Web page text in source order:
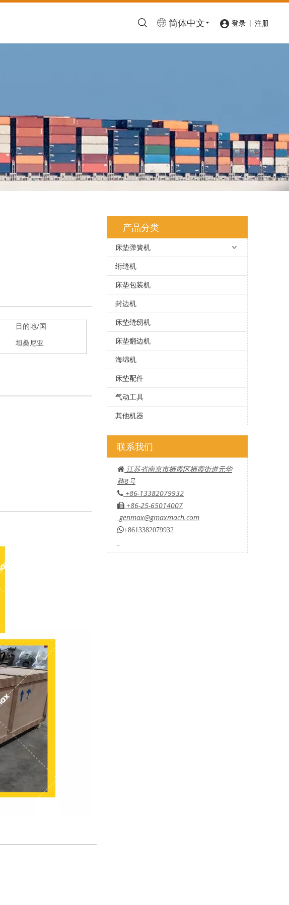
简体中文 登录 | 注册
目的地/国
坦桑尼亚
产品分类
床垫弹簧机
绗缝机
床垫包装机
封边机
床垫缝纫机
床垫翻边机
海绵机
床垫配件
气动工具
其他机器
联系我们
 江苏省南京市栖霞区栖霞街道元华
路8号
 +86-13382079932
 +86-25-65014007
genmax@gmaxmach.com
+8613382079932